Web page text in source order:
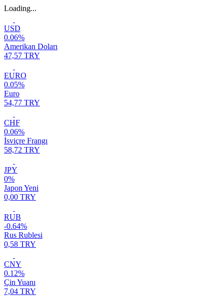
Loading...
USD
0.06%
Amerikan Doları
47,57 TRY
EURO
0.05%
Euro
54,77 TRY
CHF
0.06%
İsviçre Frangı
58,72 TRY
JPY
0%
Japon Yeni
0,00 TRY
RUB
-0.64%
Rus Rublesi
0,58 TRY
CNY
0.12%
Çin Yuanı
7,04 TRY